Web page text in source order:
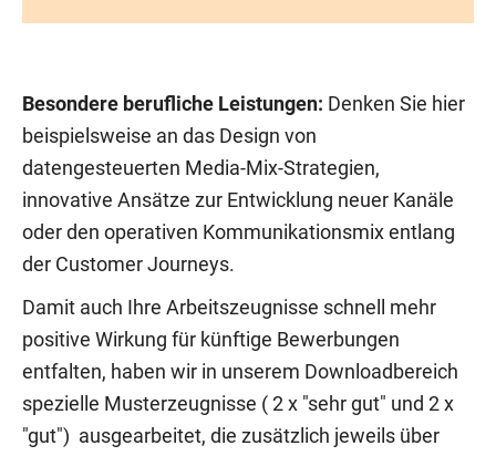
Besondere berufliche Leistungen: Denken Sie hier
beispielsweise an das Design von
datengesteuerten Media-Mix-Strategien,
innovative Ansätze zur Entwicklung neuer Kanäle
oder den operativen Kommunikationsmix entlang
der Customer Journeys.
Damit auch Ihre Arbeitszeugnisse schnell mehr
positive Wirkung für künftige Bewerbungen
entfalten, haben wir in unserem Downloadbereich
spezielle Musterzeugnisse ( 2 x "sehr gut" und 2 x
"gut") ausgearbeitet, die zusätzlich jeweils über